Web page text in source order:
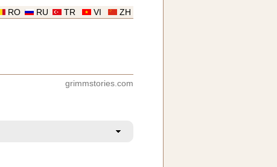
ZH
VI
TR
RU
RO
grimmstories.com